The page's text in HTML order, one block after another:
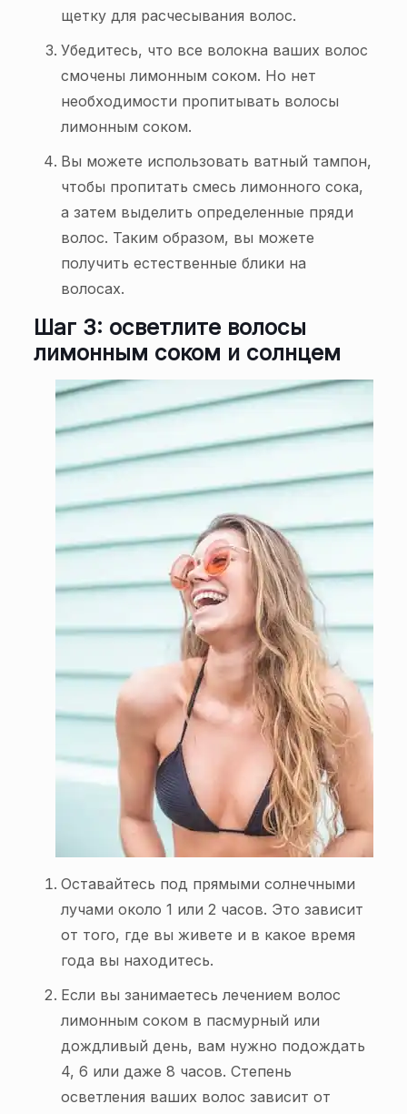
щетку для расчесывания волос.
Убедитесь, что все волокна ваших волос
смочены лимонным соком. Но нет
необходимости пропитывать волосы
лимонным соком.
Вы можете использовать ватный тампон,
чтобы пропитать смесь лимонного сока,
а затем выделить определенные пряди
волос. Таким образом, вы можете
получить естественные блики на
волосах.
Шаг 3: осветлите волосы
лимонным соком и солнцем
Оставайтесь под прямыми солнечными
лучами около 1 или 2 часов. Это зависит
от того, где вы живете и в какое время
года вы находитесь.
Если вы занимаетесь лечением волос
лимонным соком в пасмурный или
дождливый день, вам нужно подождать
4, 6 или даже 8 часов. Степень
осветления ваших волос зависит от